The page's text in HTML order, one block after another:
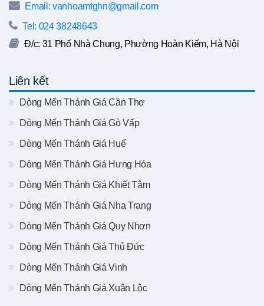
Email: vanhoamtghn@gmail.com
Tel: 024 38248643
Đ/c: 31 Phố Nhà Chung, Phường Hoàn Kiếm, Hà Nội
Liên kết
Dòng Mến Thánh Giá Cần Thơ
Dòng Mến Thánh Giá Gò Vấp
Dòng Mến Thánh Giá Huế
Dòng Mến Thánh Giá Hưng Hóa
Dòng Mến Thánh Giá Khiết Tâm
Dòng Mến Thánh Giá Nha Trang
Dòng Mến Thánh Giá Quy Nhơn
Dòng Mến Thánh Giá Thủ Đức
Dòng Mến Thánh Giá Vinh
Dòng Mến Thánh Giá Xuân Lộc